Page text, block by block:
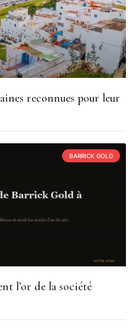
reconnues pour leur
BARRICK GOLD
l’or de la société